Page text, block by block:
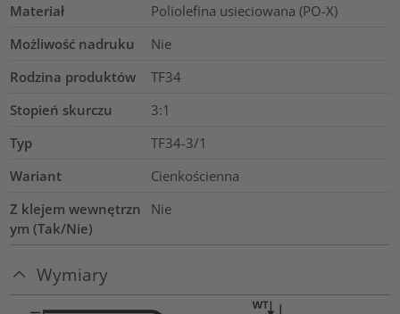
Materiał
Poliolefina usieciowana (PO-X)
Możliwość nadruku
Nie
Rodzina produktów
TF34
Stopień skurczu
3:1
Typ
TF34-3/1
Wariant
Cienkościenna
Z klejem wewnętrzn
ym (Tak/Nie)
Nie
Wymiary